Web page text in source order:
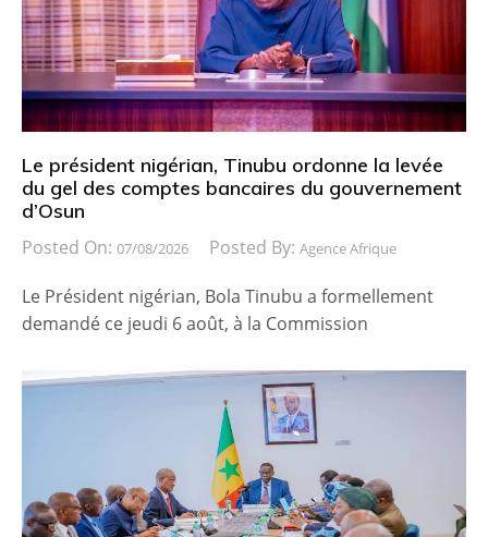
Le président nigérian, Tinubu ordonne la levée
du gel des comptes bancaires du gouvernement
d’Osun
Posted On: 07/08/2026 Posted By: Agence Afrique
Le Président nigérian, Bola Tinubu a formellement
demandé ce jeudi 6 août, à la Commission